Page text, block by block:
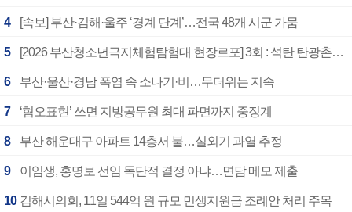
4 [속보] 부산·김해·울주 ‘경계 단계’…전국 48개 시군 가뭄
5 [2026 부산청소년극지체험탐험대 현장르포] 3회 : 석탄 탄광촌에서 북극 연구의 중심지로
6 부산·울산·경남 폭염 속 소나기·비…무더위는 지속
7 ‘혐오표현’ 쓰면 지방공무원 최대 파면까지 중징계
8 부산 해운대구 아파트 14층서 불…실외기 과열 추정
9 이임생, 홍명보 선임 독단적 결정 아냐…면담 메모 제출
10 김해시의회, 11일 544억 원 규모 민생지원금 조례안 처리 주목